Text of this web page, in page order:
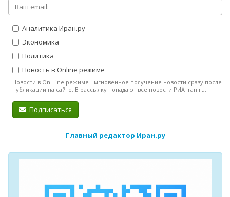
Аналитика Иран.ру
Экономика
Политика
Новость в Online режиме
Новости в On-Line режиме - мгновенное получение новости сразу после
публикации на сайте. В рассылку попадают все новости РИА Iran.ru.
Подписаться
Главный редактор Иран.ру